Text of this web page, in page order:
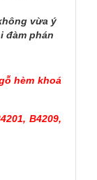
vừa ý
đàm phán
hèm khoá
,B4209,